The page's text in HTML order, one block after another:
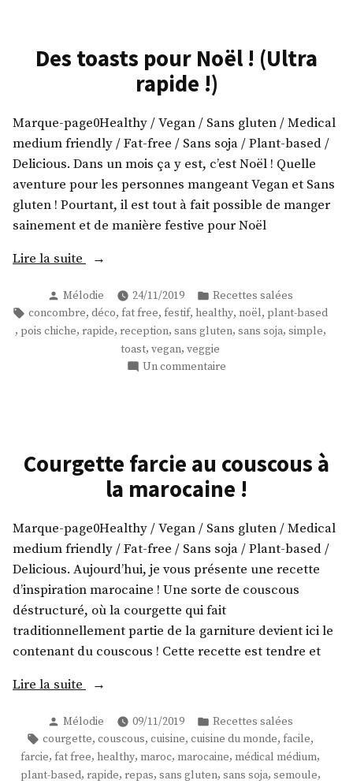
de
de
tomate
de
pomme
de
terre
!
Des toasts pour Noël ! (Ultra
rapide !)
Marque-page0Healthy / Vegan / Sans gluten / Medical
medium friendly / Fat-free / Sans soja / Plant-based /
Delicious. Dans un mois ça y est, c’est Noël ! Quelle
aventure pour les personnes mangeant Vegan et Sans
gluten ! Pourtant, il est tout à fait possible de manger
sainement et de manière festive pour Noël
Lire la suite
« Des
pour
Noël
!
Publié
par
Mélodie 24/11/2019
Publié
dans
Recettes salées
Étiquettes :
concombre, déco, fat free, festif, healthy, noël, plant-based
, pois chiche, rapide, reception, sans gluten, sans soja, simple,
toast, vegan, veggie
Un commentaire
(Ultra
rapide
Courgette farcie au couscous à
la marocaine !
Marque-page0Healthy / Vegan / Sans gluten / Medical
medium friendly / Fat-free / Sans soja / Plant-based /
Delicious. Aujourd’hui, je vous présente une recette
d’inspiration marocaine ! Une sorte de couscous
déstructuré, où la courgette qui fait
traditionnellement partie de la garniture devient ici le
contenant du couscous ! Cette recette est tendre et
Lire la suite
« Courgette
au
couscous
à
Publié
par
Mélodie 09/11/2019
Publié
dans
Recettes salées
Étiquettes :
courgette, couscous, cuisine, cuisine du monde, facile,
farcie, fat free, healthy, maroc, marocaine, médical médium,
plant-based, rapide, repas, sans gluten, sans soja, semoule,